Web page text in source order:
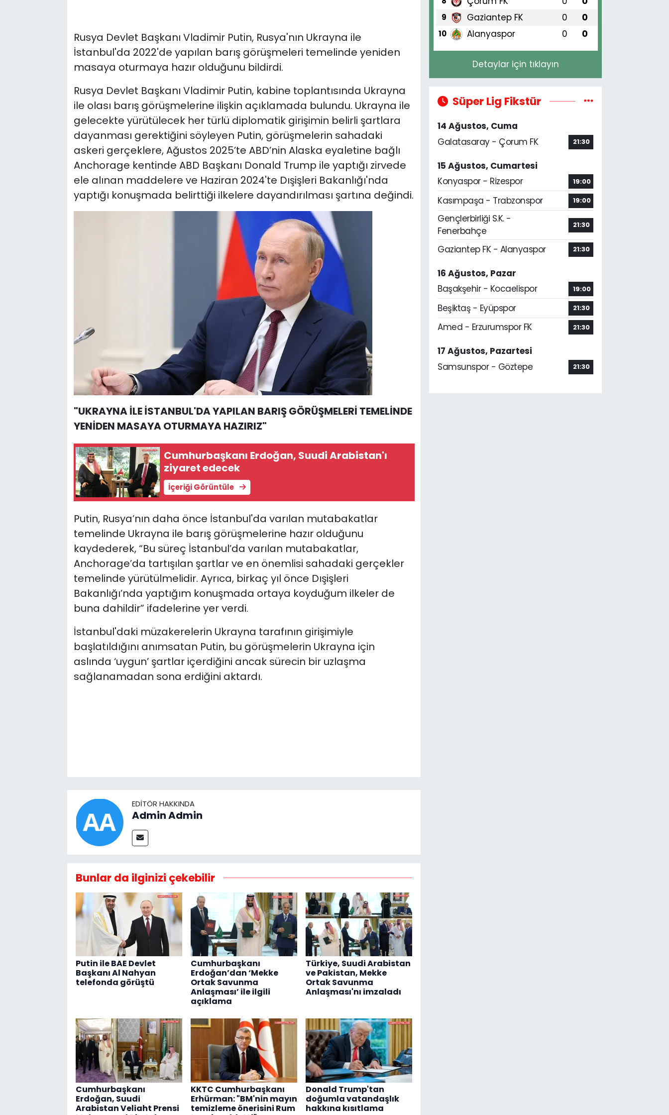
Rusya Devlet Başkanı Vladimir Putin, Rusya'nın Ukrayna ile
İstanbul'da 2022'de yapılan barış görüşmeleri temelinde yeniden
masaya oturmaya hazır olduğunu bildirdi.
Rusya Devlet Başkanı Vladimir Putin, kabine toplantısında Ukrayna
ile olası barış görüşmelerine ilişkin açıklamada bulundu. Ukrayna ile
gelecekte yürütülecek her türlü diplomatik girişimin belirli şartlara
dayanması gerektiğini söyleyen Putin, görüşmelerin sahadaki
askeri gerçeklere, Ağustos 2025’te ABD’nin Alaska eyaletine bağlı
Anchorage kentinde ABD Başkanı Donald Trump ile yaptığı zirvede
ele alınan maddelere ve Haziran 2024'te Dışişleri Bakanlığı'nda
yaptığı konuşmada belirttiği ilkelere dayandırılması şartına değindi.
"UKRAYNA İLE İSTANBUL'DA YAPILAN BARIŞ GÖRÜŞMELERİ TEMELİNDE
YENİDEN MASAYA OTURMAYA HAZIRIZ"
Cumhurbaşkanı Erdoğan, Suudi Arabistan'ı
ziyaret edecek
İçeriği Görüntüle
Putin, Rusya’nın daha önce İstanbul'da varılan mutabakatlar
temelinde Ukrayna ile barış görüşmelerine hazır olduğunu
kaydederek, “Bu süreç İstanbul’da varılan mutabakatlar,
Anchorage’da tartışılan şartlar ve en önemlisi sahadaki gerçekler
temelinde yürütülmelidir. Ayrıca, birkaç yıl önce Dışişleri
Bakanlığı’nda yaptığım konuşmada ortaya koyduğum ilkeler de
buna dahildir” ifadelerine yer verdi.
İstanbul'daki müzakerelerin Ukrayna tarafının girişimiyle
başlatıldığını anımsatan Putin, bu görüşmelerin Ukrayna için
aslında ‘uygun’ şartlar içerdiğini ancak sürecin bir uzlaşma
sağlanamadan sona erdiğini aktardı.
EDITÖR HAKKINDA
Admin Admin
Bunlar da ilginizi çekebilir
Putin ile BAE Devlet
Başkanı Al Nahyan
telefonda görüştü
Cumhurbaşkanı
Erdoğan’dan ‘Mekke
Ortak Savunma
Anlaşması’ ile ilgili
açıklama
Türkiye, Suudi Arabistan
ve Pakistan, Mekke
Ortak Savunma
Anlaşması'nı imzaladı
Cumhurbaşkanı
Erdoğan, Suudi
Arabistan Veliaht Prensi
KKTC Cumhurbaşkanı
Erhürman: "BM'nin mayın
temizleme önerisini Rum
Donald Trump'tan
doğumla vatandaşlık
hakkına kısıtlama
9 Gaziantep FK 0 0
10 Alanyaspor 0 0
Detaylar için tıklayın
Süper Lig Fikstür
14 Ağustos, Cuma
Galatasaray - Çorum FK
21:30
15 Ağustos, Cumartesi
Konyaspor - Rizespor
19:00
Kasımpaşa - Trabzonspor 19:00
Gençlerbirliği S.K. -
Fenerbahçe
21:30
Gaziantep FK - Alanyaspor 21:30
16 Ağustos, Pazar
Başakşehir - Kocaelispor
19:00
Beşiktaş - Eyüpspor 21:30
Amed - Erzurumspor FK 21:30
17 Ağustos, Pazartesi
Samsunspor - Göztepe
21:30